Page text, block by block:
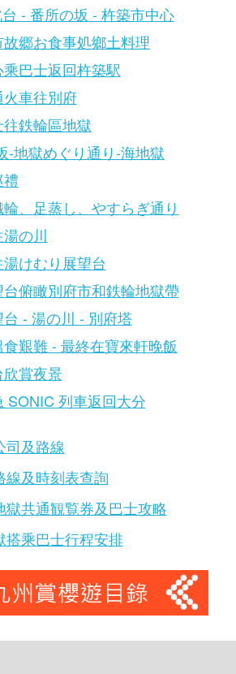
- 番所の坂 - 杵築市中心
郷お食事処鄉土料理
巴士返回杵築駅
車往別府
鉄輪區地獄
-地獄めぐり通り-海地獄
、足蒸し、やすらぎ通り
の川
けむり展望台
俯瞰別府市和鉄輪地獄帶
- 湯の川 - 別府塔
艱難 - 最終在寶來軒晚飯
賞夜景
SONIC 列車返回大分
司及路線
線及時刻表查詢
獄共通観覧券及巴士攻略
搭乘巴士行程安排